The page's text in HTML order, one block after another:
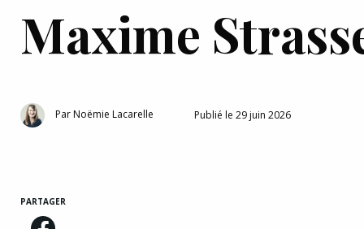
Actualités
Bourgogne
Franche‑Comté
Maxime
ParNoëmie Lacarelle Publié le 29 juin 2026
PARTAGER